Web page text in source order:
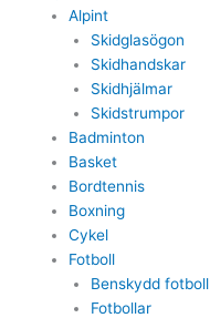
Alpint
Skidglasögon
Skidhandskar
Skidhjälmar
Skidstrumpor
Badminton
Basket
Bordtennis
Boxning
Cykel
Fotboll
Benskydd fotboll
Fotbollar